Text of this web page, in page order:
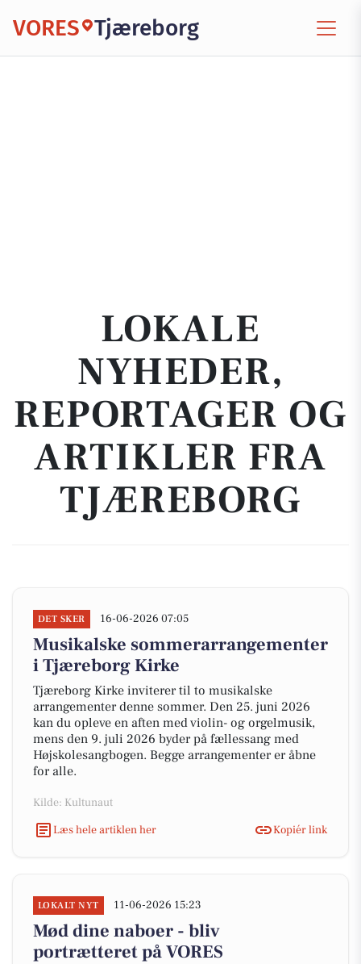
VORES Tjæreborg
LOKALE
NYHEDER,
REPORTAGER OG
ARTIKLER FRA
TJÆREBORG
DET SKER 16-06-2026 07:05
Musikalske sommerarrangementer
i Tjæreborg Kirke
Tjæreborg Kirke inviterer til to musikalske
arrangementer denne sommer. Den 25. juni 2026
kan du opleve en aften med violin- og orgelmusik,
mens den 9. juli 2026 byder på fællessang med
Højskolesangbogen. Begge arrangementer er åbne
for alle.
Kilde: Kultunaut
Læs hele artiklen her
Kopiér link
LOKALT NYT 11-06-2026 15:23
Mød dine naboer - bliv
portrætteret på VORES